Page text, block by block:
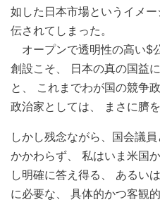
如した日本市場というイメ
伝されてしまった。
オープンで透明性の高い$
創設こそ、 日本の真の国益
と、 これまでわが国の競争
政治家としては、 まさに臍
しかし残念ながら、国会議
かかわらず、 私はいま米国
し明確に答え得る、 あるい
に必要な、 具体的かつ客観